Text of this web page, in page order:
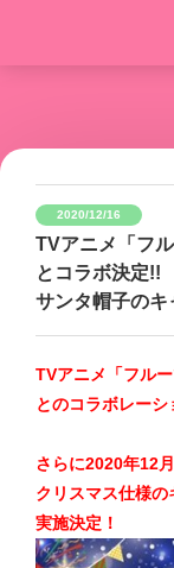
2020/12/16
TVアニメ「フ
とコラボ決定!!
サンタ帽子の
TVアニメ「フル
とのコラボレーシ
さらに2020年12
クリスマス仕様
実施決定！